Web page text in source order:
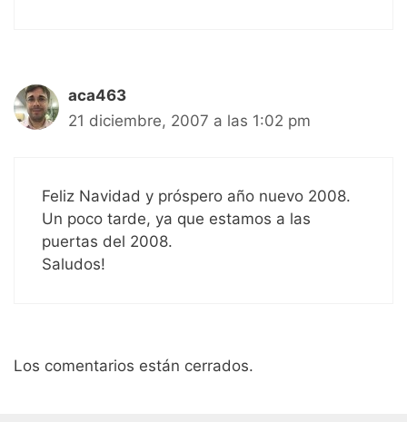
aca463
21 diciembre, 2007 a las 1:02 pm
Feliz Navidad y próspero año nuevo 2008.
Un poco tarde, ya que estamos a las
puertas del 2008.
Saludos!
Los comentarios están cerrados.